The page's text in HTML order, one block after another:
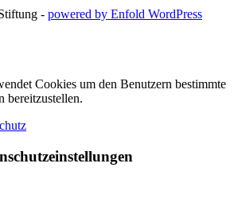
- powered by Enfold WordPress
Cookies um den Benutzern bestimmte
bereitzustellen.